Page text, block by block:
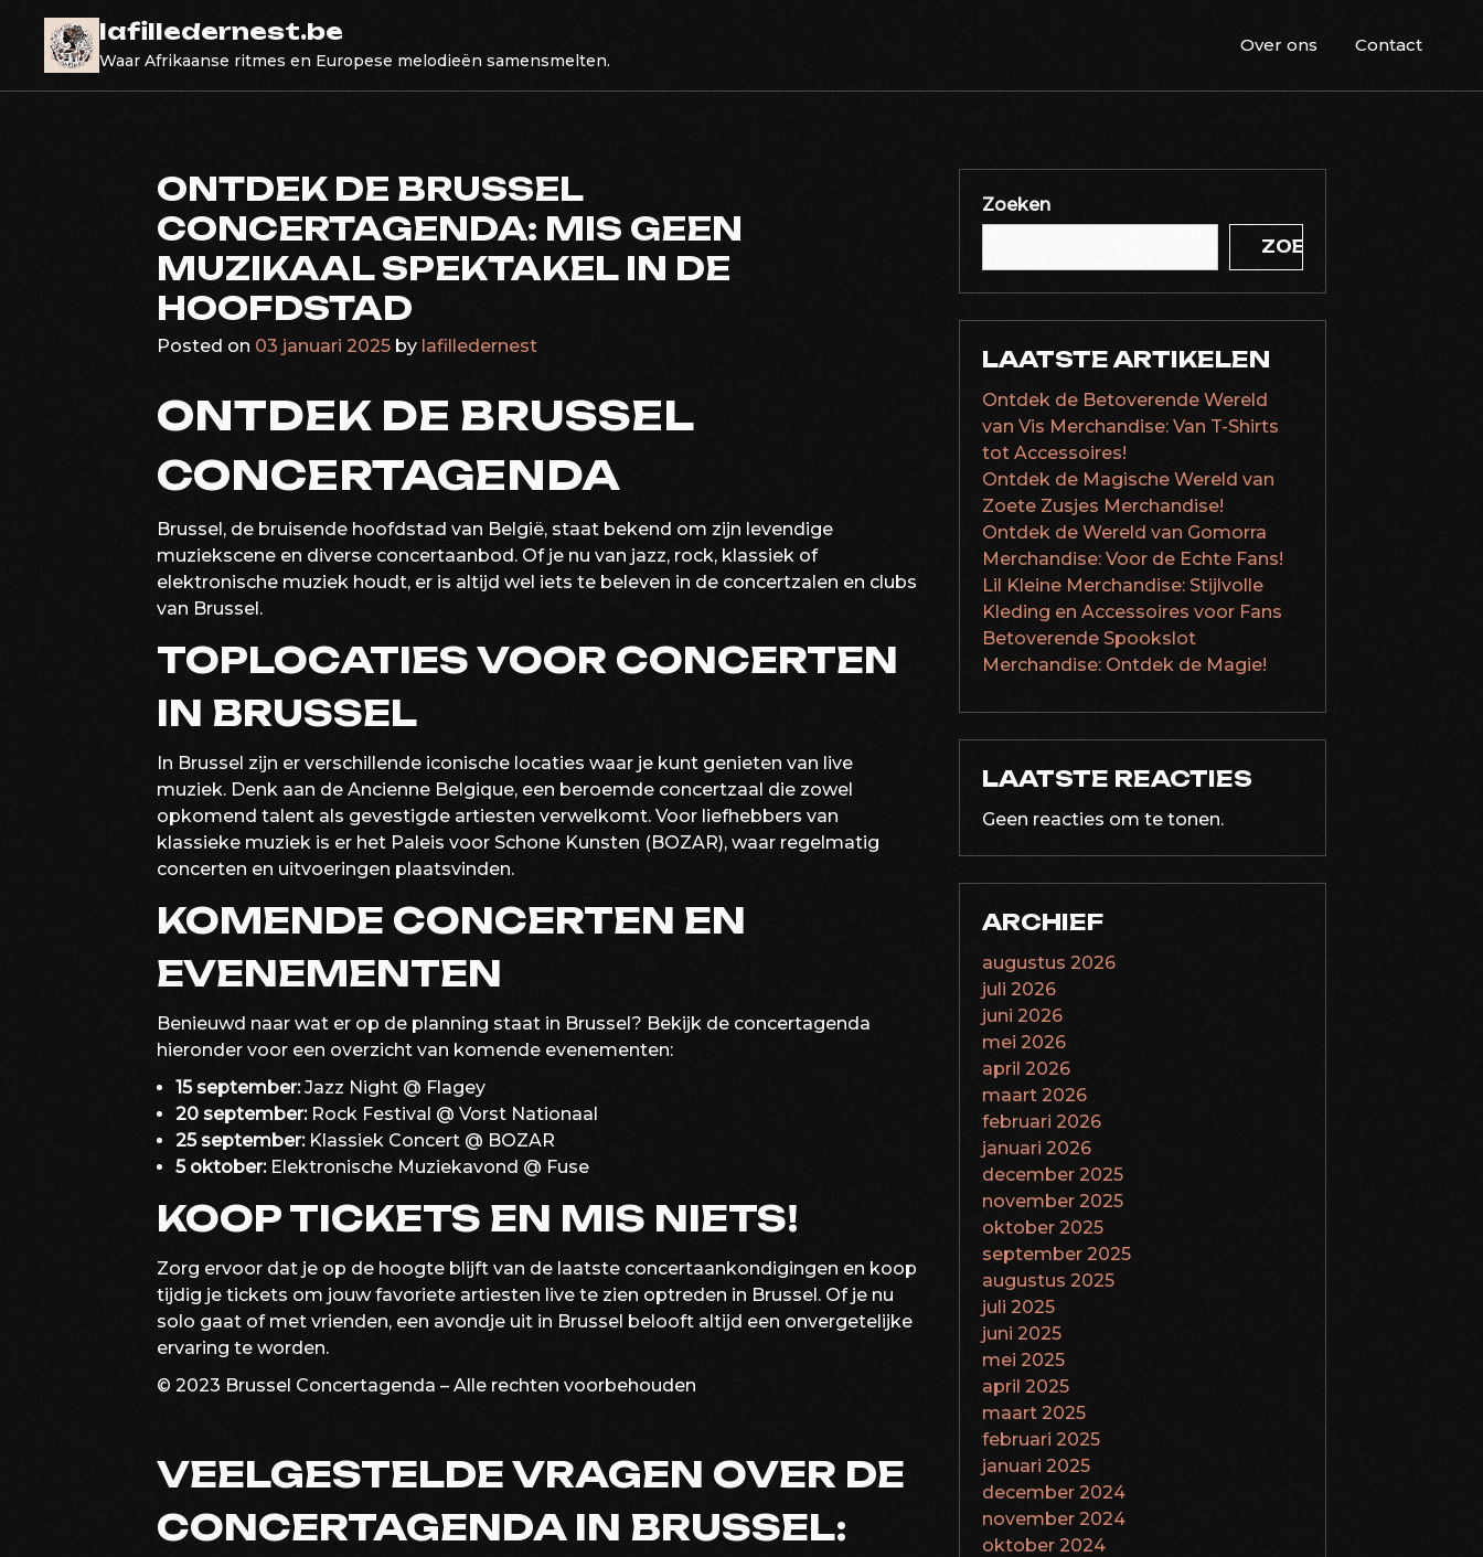
content
lafilledernest.be
Waar Afrikaanse ritmes en Europese melodieën samensmelten.
Over ons Contact
ONTDEK DE BRUSSEL
CONCERTAGENDA: MIS GEEN
MUZIKAAL SPEKTAKEL IN DE
HOOFDSTAD
Posted on 03 januari 2025 by lafilledernest
ONTDEK DE BRUSSEL
CONCERTAGENDA
Brussel, de bruisende hoofdstad van België, staat bekend om zijn levendige
muziekscene en diverse concertaanbod. Of je nu van jazz, rock, klassiek of
elektronische muziek houdt, er is altijd wel iets te beleven in de concertzalen en clubs
van Brussel.
TOPLOCATIES VOOR CONCERTEN
IN BRUSSEL
In Brussel zijn er verschillende iconische locaties waar je kunt genieten van live
muziek. Denk aan de Ancienne Belgique, een beroemde concertzaal die zowel
opkomend talent als gevestigde artiesten verwelkomt. Voor liefhebbers van
klassieke muziek is er het Paleis voor Schone Kunsten (BOZAR), waar regelmatig
concerten en uitvoeringen plaatsvinden.
KOMENDE CONCERTEN EN
EVENEMENTEN
Benieuwd naar wat er op de planning staat in Brussel? Bekijk de concertagenda
hieronder voor een overzicht van komende evenementen:
15 september:Jazz Night @ Flagey
20 september:Rock Festival @ Vorst Nationaal
25 september:Klassiek Concert @ BOZAR
5 oktober:Elektronische Muziekavond @ Fuse
KOOP TICKETS EN MIS NIETS!
Zorg ervoor dat je op de hoogte blijft van de laatste concertaankondigingen en koop
tijdig je tickets om jouw favoriete artiesten live te zien optreden in Brussel. Of je nu
solo gaat of met vrienden, een avondje uit in Brussel belooft altijd een onvergetelijke
ervaring te worden.
© 2023 Brussel Concertagenda – Alle rechten voorbehouden
VEELGESTELDE VRAGEN OVER DE
CONCERTAGENDA IN BRUSSEL:
Zoeken
ZOEKEN
LAATSTE ARTIKELEN
Ontdek de Betoverende Wereld
van Vis Merchandise: Van T-Shirts
tot Accessoires!
Ontdek de Magische Wereld van
Zoete Zusjes Merchandise!
Ontdek de Wereld van Gomorra
Merchandise: Voor de Echte Fans!
Lil Kleine Merchandise: Stijlvolle
Kleding en Accessoires voor Fans
Betoverende Spookslot
Merchandise: Ontdek de Magie!
LAATSTE REACTIES
Geen reacties om te tonen.
ARCHIEF
augustus 2026
juli 2026
juni 2026
mei 2026
april 2026
maart 2026
februari 2026
januari 2026
december 2025
november 2025
oktober 2025
september 2025
augustus 2025
juli 2025
juni 2025
mei 2025
april 2025
maart 2025
februari 2025
januari 2025
december 2024
november 2024
oktober 2024